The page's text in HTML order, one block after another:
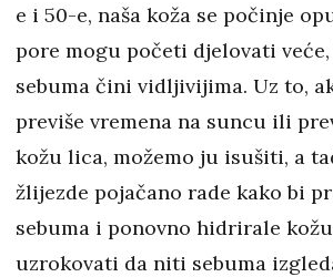
e i 50-e, naša koža se počinje
pore mogu početi djelovati
sebuma čini vidljivijima. Uz to,
previše vremena na suncu ili
kožu lica, možemo ju isušiti, a
žlijezde pojačano rade kako bi
sebuma i ponovno hidrirale
uzrokovati da niti sebuma